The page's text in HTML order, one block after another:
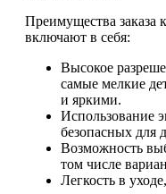
Преимущества
включают в себя:
Высокое
самые мелкие
и яркими.
Использование
безопасных для
Возможность
том числе
Легкость в